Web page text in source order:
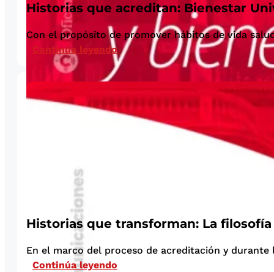
Historias que acreditan: Bienestar
Con el propósito de promover hábitos de vida
Continúa leyendo
Historias que transforman: La
En el marco del proceso de acreditación y durante
Continúa leyendo